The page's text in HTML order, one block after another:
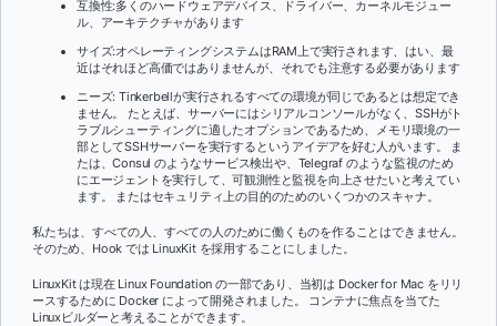
互換性:多くのハードウェアデバイス、ドライバー、カーネルモジュー
ル、アーキテクチャがあります
サイズ:オペレーティングシステムはRAM上で実行されます、はい、最
近はそれほど高価ではありませんが、それでも注意する必要があります
ニーズ: Tinkerbellが実行されるすべての環境が同じであるとは想定でき
ません。 たとえば、サーバーにはシリアルコンソールがなく、SSHがト
ラブルシューティングに適したオプションであるため、メモリ環境の一
部としてSSHサーバーを実行するというアイデアを好む人がいます。 ま
たは、Consul のようなサービス検出や、Telegraf のような監視のため
にエージェントを実行して、可観測性と監視を向上させたいと考えてい
ます。 またはセキュリティ上の目的のためのいくつかのスキャナ。
私たちは、すべての人、すべての人のために働くものを作ることはできません。
そのため、Hook では LinuxKit を採用することにしました。
LinuxKit は現在 Linux Foundation の一部であり、当初は Docker for Mac をリリ
ースするために Docker によって開発されました。 コンテナに焦点を当てた
Linuxビルダーと考えることができます。